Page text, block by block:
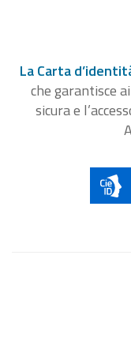
La Carta
che garantisce
sicura e